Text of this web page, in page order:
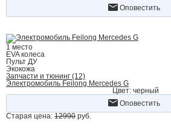
Оповестить
1 место
EVA колеса
Пульт ДУ
Экокожа
Запчасти и тюнинг (12)
Электромобиль Feilong Mercedes G
Цвет: черный
Оповестить
Старая цена: 12990 руб.